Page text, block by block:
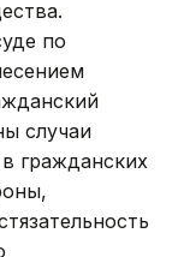
по
случаи
гражданских